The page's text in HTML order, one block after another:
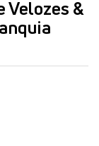
Velozes &